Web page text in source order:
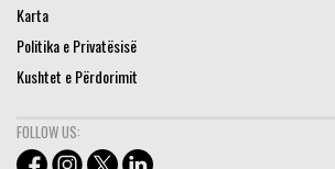
Karta
Politika e Privatësisë
Kushtet e Përdorimit
FOLLOW US: